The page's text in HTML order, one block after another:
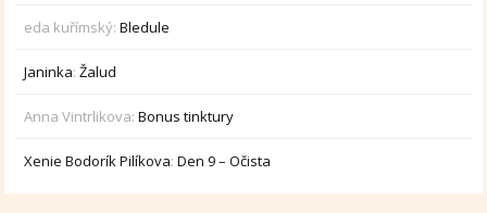
eda kuřímský:Bledule
Janinka:Žalud
Anna Vintrlikova:Bonus tinktury
Xenie Bodorík Pilíkova:Den 9 – Očista